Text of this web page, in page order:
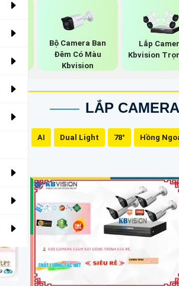
Bộ Camera Ban
Đêm Có Màu
Kbvision
Lắp
Kbvision
LẮP
AI Dual Light 78° Hồng